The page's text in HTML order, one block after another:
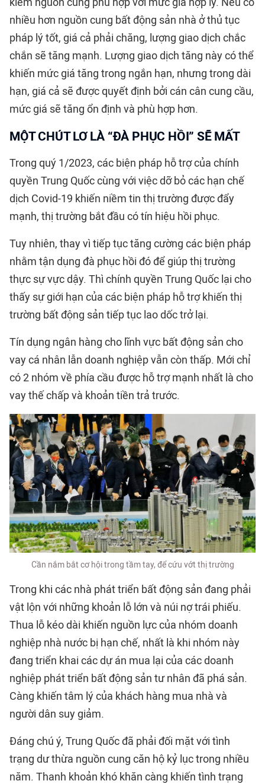
nhiều hơn nguồn cung bất động sản nhà ở thủ tục
pháp lý tốt, giá cả phải chăng, lượng giao dịch chắc
chắn sẽ tăng mạnh. Lượng giao dịch tăng này có thể
khiến mức giá tăng trong ngắn hạn, nhưng trong dài
hạn, giá cả sẽ được quyết định bởi cán cân cung cầu,
mức giá sẽ tăng ổn định và phù hợp hơn.
MỘT CHÚT LƠ LÀ “ĐÀ PHỤC HỒI” SẼ MẤT
Trong quý 1/2023, các biện pháp hỗ trợ của chính
quyền Trung Quốc cùng với việc dỡ bỏ các hạn chế
dịch Covid-19 khiến niềm tin thị trường được đẩy
mạnh, thị trường bắt đầu có tín hiệu hồi phục.
Tuy nhiên, thay vì tiếp tục tăng cường các biện pháp
nhằm tận dụng đà phục hồi đó để giúp thị trường
thực sự vực dậy. Thì chính quyền Trung Quốc lại cho
thấy sự giới hạn của các biện pháp hỗ trợ khiến thị
trường bất động sản tiếp tục lao dốc trở lại.
Tín dụng ngân hàng cho lĩnh vực bất động sản cho
vay cá nhân lẫn doanh nghiệp vẫn còn thấp. Mới chỉ
có 2 nhóm về phía cầu được hỗ trợ mạnh nhất là cho
vay thế chấp và khoản tiền trả trước.
Cần nắm bắt cơ hội trong tầm tay, để cứu vớt thị trường
Trong khi các nhà phát triển bất động sản đang phải
vật lộn với những khoản lỗ lớn và núi nợ trái phiếu.
Thua lỗ kéo dài khiến nguồn lực của nhóm doanh
nghiệp nhà nước bị hạn chế, nhất là khi nhóm này
đang triển khai các dự án mua lại của các doanh
nghiệp phát triển bất động sản tư nhân đã phá sản.
Càng khiến tâm lý của khách hàng mua nhà và
người dân suy giảm.
Đáng chú ý, Trung Quốc đã phải đối mặt với tình
trạng dư thừa nguồn cung căn hộ kỷ lục trong nhiều
năm. Thanh khoản khó khăn càng khiến tình trạng